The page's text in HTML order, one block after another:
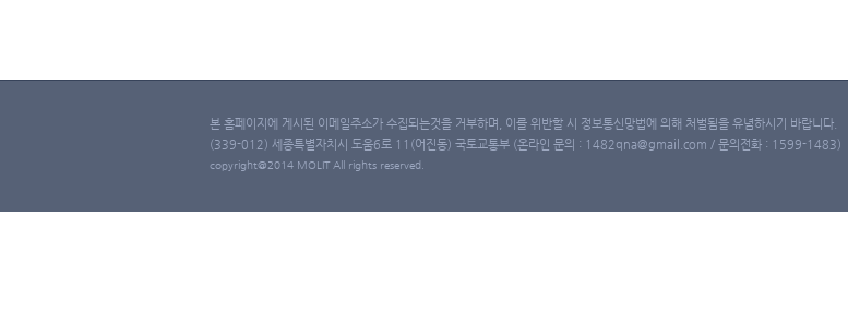
본 홈페이지에 게시된 이메일주소가 수집되는것을 거부하며, 이를 위반할 시 정보통신망법에 의해 처벌됨을 유념하시기 바랍니다.
(339-012) 세종특별자치시 도움6로 11(어진동) 국토교통부 (온라인 문의 : 1482qna@gmail.com / 문의전화 : 1599-1483)
copyright@2014 MOLIT All rights reserved.